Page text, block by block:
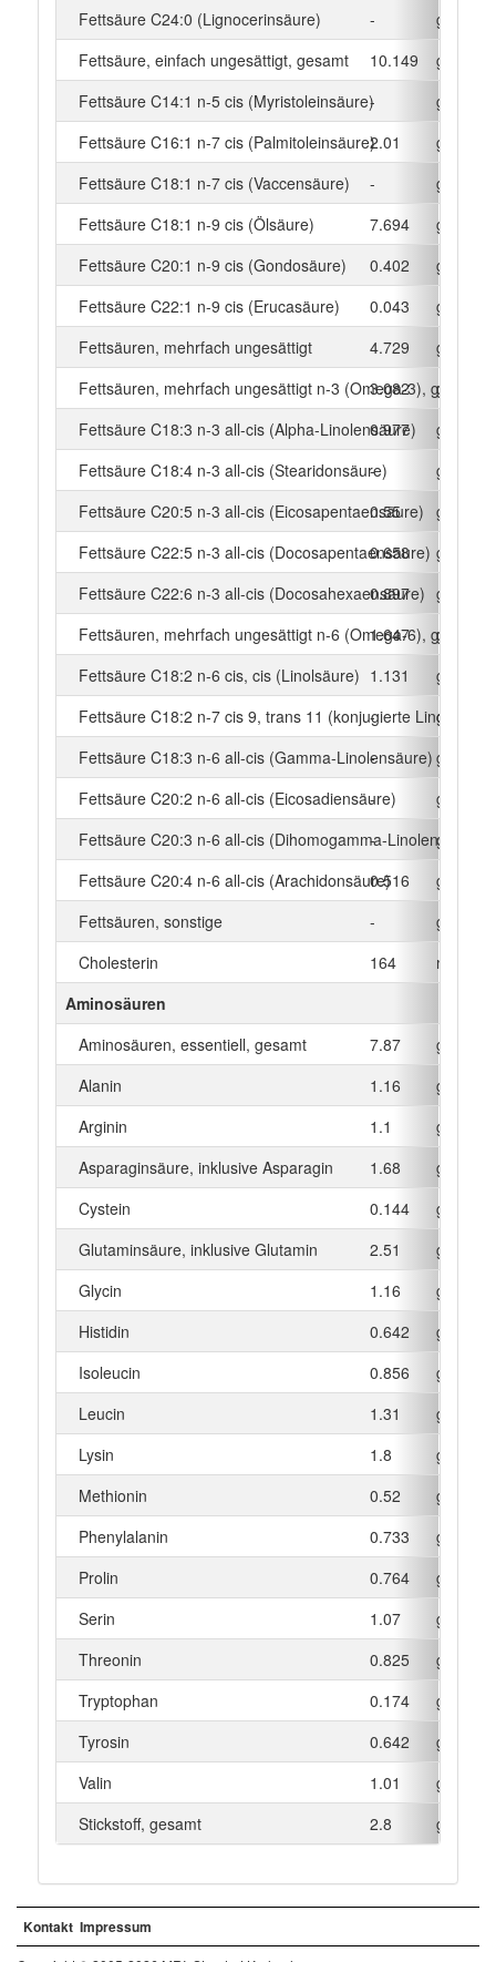
Fettsäure C24:0 (Lignocerinsäure)
-
g
Fettsäure, einfach ungesättigt, gesamt
10.149
g
Fettsäure C14:1 n-5 cis (Myristoleinsäure)-
g
Fettsäure C16:1 n-7 cis (Palmitoleinsäure)2.01
g
Fettsäure C18:1 n-7 cis (Vaccensäure)
-
g
Fettsäure C18:1 n-9 cis (Ölsäure)
7.694
g
Fettsäure C20:1 n-9 cis (Gondosäure)
0.402
g
Fettsäure C22:1 n-9 cis (Erucasäure)
0.043
g
Fettsäuren, mehrfach ungesättigt
4.729
g
Fettsäuren, mehrfach ungesättigt n-3 (Omega-3), gesamt
3.082
g
Fettsäure C18:3 n-3 all-cis (Alpha-Linolensäure)
0.977
g
Fettsäure C18:4 n-3 all-cis (Stearidonsäure)
-
g
Fettsäure C20:5 n-3 all-cis (Eicosapentaensäure)
0.55
g
Fettsäure C22:5 n-3 all-cis (Docosapentaensäure)
0.658
g
Fettsäure C22:6 n-3 all-cis (Docosahexaensäure)
0.897
g
Fettsäuren, mehrfach ungesättigt n-6 (Omega-6), gesamt
1.647
g
Fettsäure C18:2 n-6 cis, cis (Linolsäure) 1.131
g
Fettsäure C18:2 n-7 cis 9, trans 11 (konjugierte Linolsäure)
-
g
Fettsäure C18:3 n-6 all-cis (Gamma-Linolensäure)
-
g
Fettsäure C20:2 n-6 all-cis (Eicosadiensäure)
-
g
Fettsäure C20:3 n-6 all-cis (Dihomogamma-Linolensäure)
-
g
Fettsäure C20:4 n-6 all-cis (Arachidonsäure)0.516
g
Fettsäuren, sonstige
-
g
Cholesterin
164
mg
Aminosäuren
Aminosäuren, essentiell, gesamt
7.87
g
Alanin
1.16
g
Arginin
1.1
g
Asparaginsäure, inklusive Asparagin
1.68
g
Cystein
0.144
g
Glutaminsäure, inklusive Glutamin
2.51
g
Glycin
1.16
g
Histidin
0.642
g
Isoleucin
0.856
g
Leucin
1.31
g
Lysin
1.8
g
Methionin
0.52
g
Phenylalanin
0.733
g
Prolin
0.764
g
Serin
1.07
g
Threonin
0.825
g
Tryptophan
0.174
g
Tyrosin
0.642
g
Valin
1.01
g
Stickstoff, gesamt
2.8 g
Kontakt Impressum